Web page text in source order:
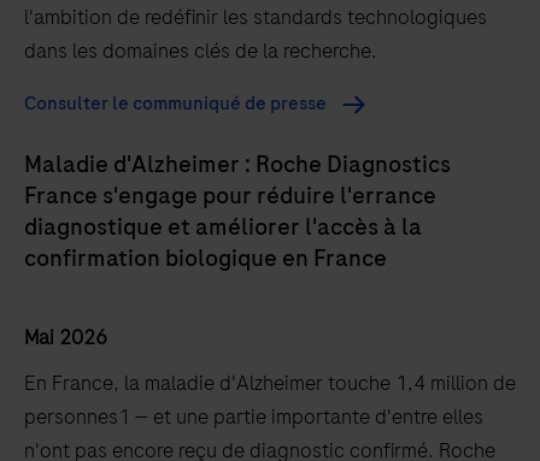
l'ambition de redéfinir les standards technologiques
dans les domaines clés de la recherche.
Consulter le communiqué de presse
Maladie d'Alzheimer : Roche Diagnostics
France s'engage pour réduire l'errance
diagnostique et améliorer l'accès à la
confirmation biologique en France
Mai 2026
En France, la maladie d'Alzheimer touche 1,4 million de
personnes1 — et une partie importante d'entre elles
n'ont pas encore reçu de diagnostic confirmé. Roche